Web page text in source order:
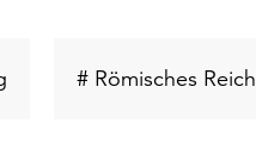
Schlüsselwort# Römisches Reich